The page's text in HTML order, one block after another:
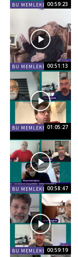
BU MEMLEKET BIZIM
00:59:23
BU MEMLEKET BIZIM
00:51:13
BU MEMLEKET BIZIM
01:05:27
BU MEMLEKET BIZIM
00:58:47
BU MEMLEKET BIZIM
00:59:19